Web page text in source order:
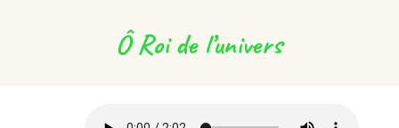
Ô Roi de l’univers